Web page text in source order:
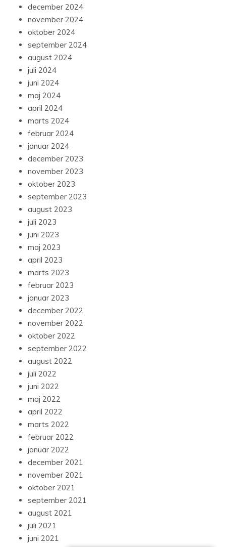
december 2024
november 2024
oktober 2024
september 2024
august 2024
juli 2024
juni 2024
maj 2024
april 2024
marts 2024
februar 2024
januar 2024
december 2023
november 2023
oktober 2023
september 2023
august 2023
juli 2023
juni 2023
maj 2023
april 2023
marts 2023
februar 2023
januar 2023
december 2022
november 2022
oktober 2022
september 2022
august 2022
juli 2022
juni 2022
maj 2022
april 2022
marts 2022
februar 2022
januar 2022
december 2021
november 2021
oktober 2021
september 2021
august 2021
juli 2021
juni 2021